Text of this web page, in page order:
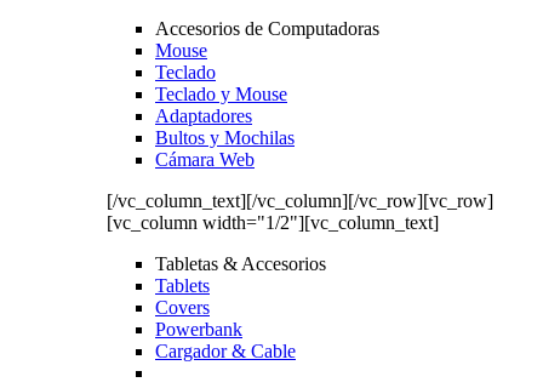
Accesorios de Computadoras
Mouse
Teclado
Teclado y Mouse
Adaptadores
Bultos y Mochilas
Cámara Web
[/vc_column_text][/vc_column][/vc_row][vc_row]
[vc_column width="1/2"][vc_column_text]
Tabletas & Accesorios
Tablets
Covers
Powerbank
Cargador & Cable